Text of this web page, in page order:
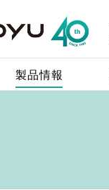
製品情報